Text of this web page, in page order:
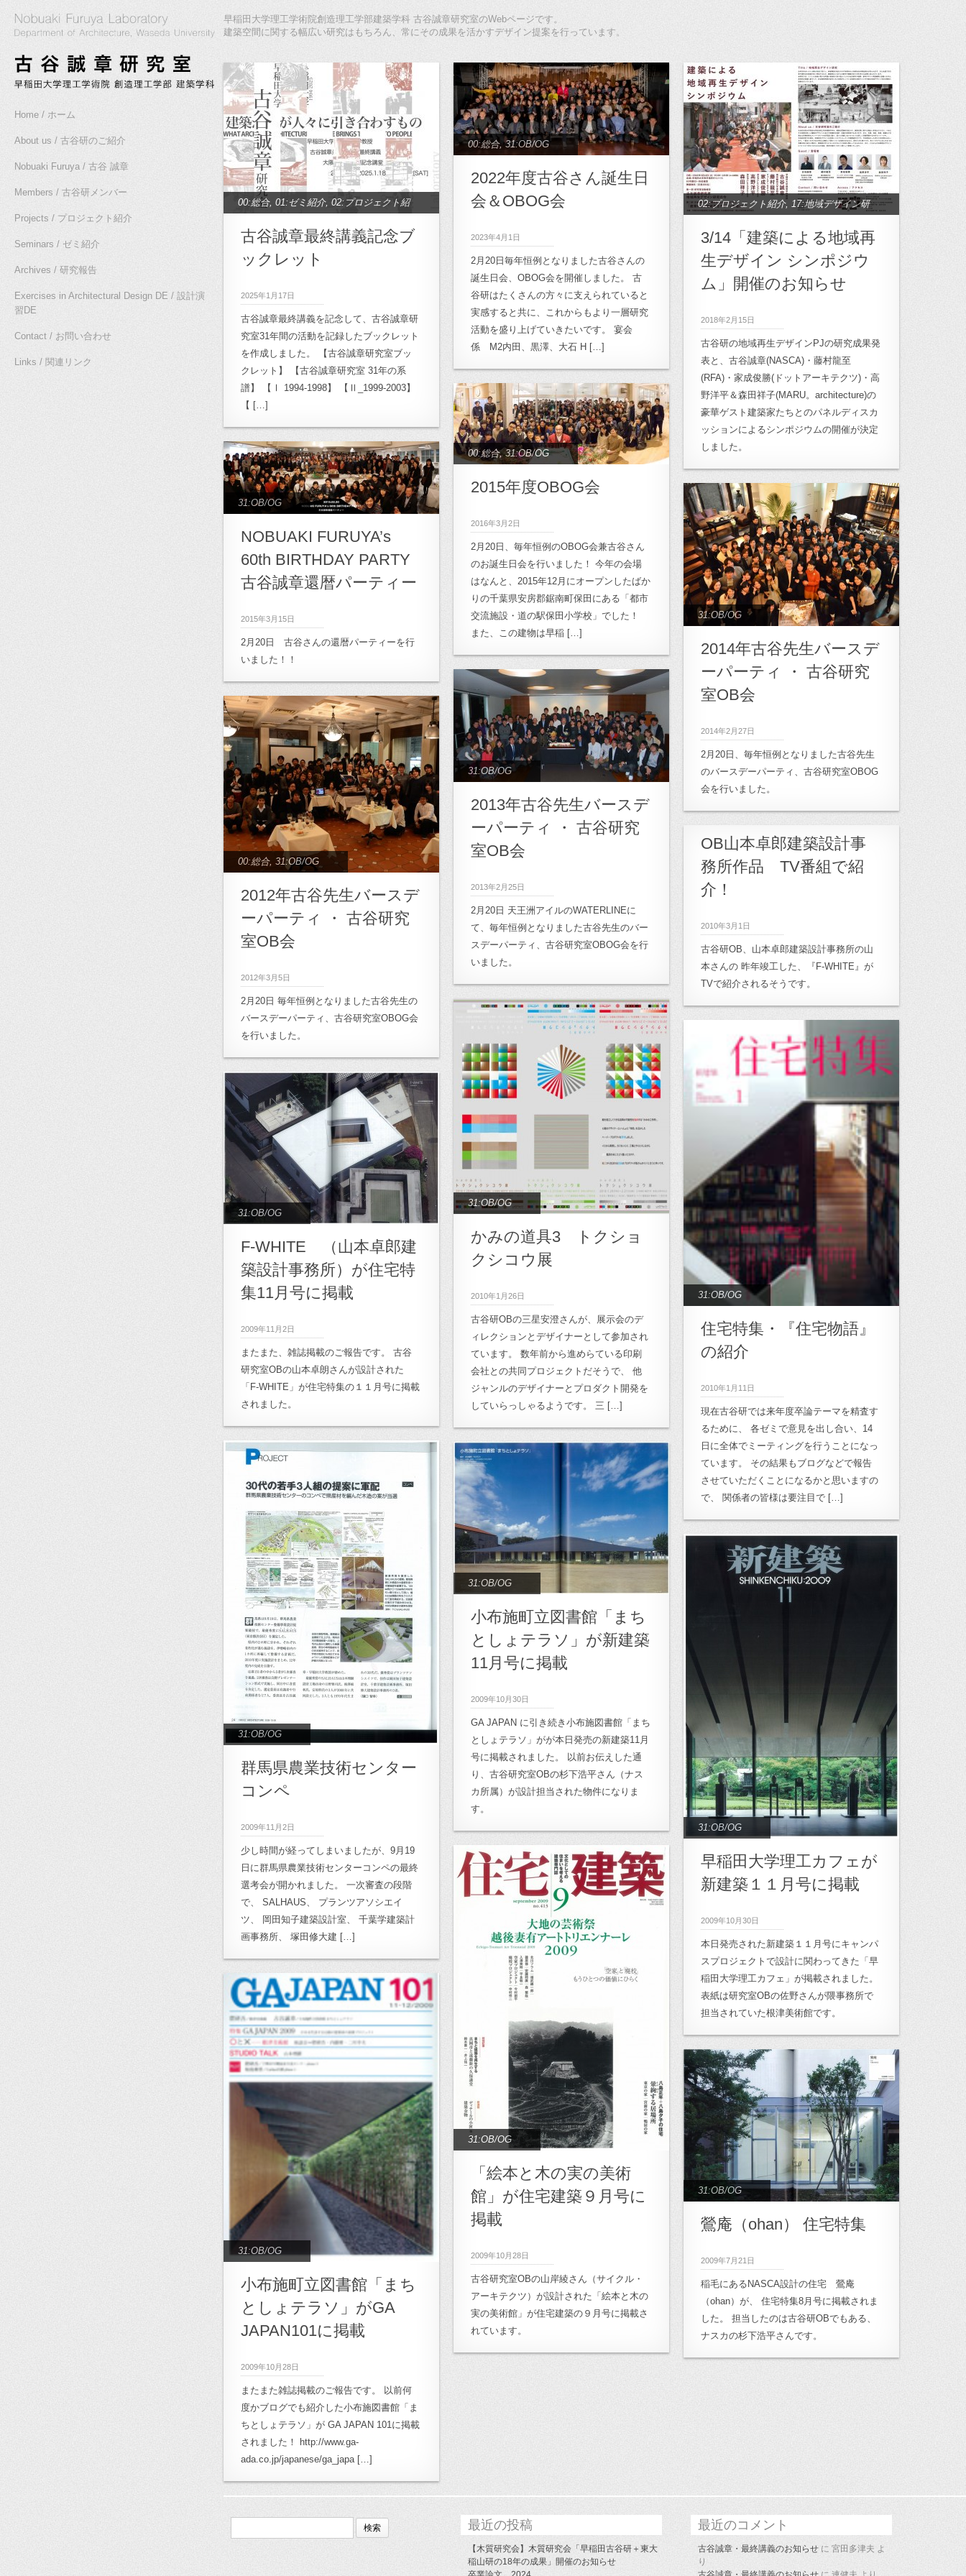
Home / ホーム
About us / 古谷研のご紹介
Nobuaki Furuya / 古谷 誠章
Members / 古谷研メンバー
Projects / プロジェクト紹介
Seminars / ゼミ紹介
Archives / 研究報告
Exercises in Architectural Design DE / 設計演
習DE
Contact / お問い合わせ
Links / 関連リンク
早稲田大学理工学術院創造理工学部建築学科 古谷誠章研究室のWebページです。
建築空間に関する幅広い研究はもちろん、常にその成果を活かすデザイン提案を行っています。
00:総合, 01:ゼミ紹介, 02:プロジェクト紹
究,12:木質空間研究, 13：生活療養空間
研究
,14:作家論研究
計画,22:高崎市立桜山小学校 ,23:月影小
学校再生計画 ,24:TokyoDesignersWeek,
25:奈良プロジェクト,26:小豆島プロジェ
27.森が学校計画プロジェクト
ョップ,31:OB/OG ,32: ル・コルビュジ
エプロジェクト,33: 菊竹清訓プロジェク
ト,Archives,archive_00:総合,
archive_02:半透明空間研究,archive_03:
archive_13:キャンパス計画
archive_14:
毛プロジェクト
ェクト,次世代医療研究会,田野畑村支
援,美濃加茂プロジェクト,鋸南プロジェ
クト, 養老プロジェクト
古谷誠章最終講義記念ブ
ックレット
2025年1月17日
古谷誠章最終講義を記念して、古谷誠章研
究室31年間の活動を記録したブックレット
を作成しました。 【古谷誠章研究室ブッ
クレット】 【古谷誠章研究室 31年の系
譜】 【Ⅰ 1994-1998】 【Ⅱ_1999-2003】
【 […]
00:総合,31:OB/OG
2022年度古谷さん誕生日
会＆OBOG会
2023年4月1日
2月20日毎年恒例となりました古谷さんの
誕生日会、OBOG会を開催しました。 古
谷研はたくさんの方々に支えられていると
実感すると共に、これからもより一層研究
活動を盛り上げていきたいです。 宴会
係 M2内田、黒澤、大石 H […]
02:プロジェクト紹介, 17:地域デザイン研
26:小豆島プロジェクト, 27.森
が学校計画プロジェクト
,31:OB/OG
月
影・鋸南プロジェクト, 美濃加茂プロジ
3/14「建築による地域再
生デザイン シンポジウ
ム」開催のお知らせ
2018年2月15日
古谷研の地域再生デザインPJの研究成果発
表と、古谷誠章(NASCA)・藤村龍至
(RFA)・家成俊勝(ドットアーキテクツ)・高
野洋平＆森田祥子(MARU。architecture)の
豪華ゲスト建築家たちとのパネルディスカ
ッションによるシンポジウムの開催が決定
しました。
00:総合,31:OB/OG
2015年度OBOG会
2016年3月2日
2月20日、毎年恒例のOBOG会兼古谷さん
のお誕生日会を行いました！ 今年の会場
はなんと、2015年12月にオープンしたばか
りの千葉県安房郡鋸南町保田にある「都市
交流施設・道の駅保田小学校」でした！
また、この建物は早稲 […]
31:OB/OG
NOBUAKI FURUYA’s
60th BIRTHDAY PARTY
古谷誠章還暦パーティー
2015年3月15日
2月20日 古谷さんの還暦パーティーを行
いました！！
31:OB/OG
2014年古谷先生バースデ
ーパーティ ・ 古谷研究
室OB会
2014年2月27日
2月20日、毎年恒例となりました古谷先生
のバースデーパーティ、古谷研究室OBOG
会を行いました。
31:OB/OG
2013年古谷先生バースデ
ーパーティ ・ 古谷研究
室OB会
2013年2月25日
2月20日 天王洲アイルのWATERLINEに
て、毎年恒例となりました古谷先生のバー
スデーパーティ、古谷研究室OBOG会を行
いました。
00:総合, 31:OB/OG
2012年古谷先生バースデ
ーパーティ ・ 古谷研究
室OB会
2012年3月5日
2月20日 毎年恒例となりました古谷先生の
バースデーパーティ、古谷研究室OBOG会
を行いました。
OB山本卓郎建築設計事
務所作品 TV番組で紹
介！
2010年3月1日
古谷研OB、山本卓郎建築設計事務所の山
本さんの 昨年竣工した、『F-WHITE』が
TVで紹介されるそうです。
31:OB/OG
かみの道具3 トクショ
クシコウ展
2010年1月26日
古谷研OBの三星安澄さんが、展示会のデ
ィレクションとデザイナーとして参加され
ています。 数年前から進めらている印刷
会社との共同プロジェクトだそうで、 他
ジャンルのデザイナーとプロダクト開発を
していらっしゃるようです。 三 […]
31:OB/OG
住宅特集・『住宅物語』
の紹介
2010年1月11日
現在古谷研では来年度卒論テーマを精査す
るために、 各ゼミで意見を出し合い、14
日に全体でミーティングを行うことになっ
ています。 その結果もブログなどで報告
させていただくことになるかと思いますの
で、 関係者の皆様は要注目で […]
31:OB/OG
F-WHITE （山本卓郎建
築設計事務所）が住宅特
集11月号に掲載
2009年11月2日
またまた、雑誌掲載のご報告です。 古谷
研究室OBの山本卓朗さんが設計された
「F-WHITE」が住宅特集の１１月号に掲載
されました。
31:OB/OG
群馬県農業技術センター
コンペ
2009年11月2日
少し時間が経ってしまいましたが、9月19
日に群馬県農業技術センターコンペの最終
選考会が開かれました。 一次審査の段階
で、 SALHAUS、 プランツアソシエイ
ツ、 岡田知子建築設計室、 千葉学建築計
画事務所、 塚田修大建 […]
31:OB/OG
小布施町立図書館「まち
としょテラソ」が新建築
11月号に掲載
2009年10月30日
GA JAPAN に引き続き小布施図書館「まち
としょテラソ」がが本日発売の新建築11月
号に掲載されました。 以前お伝えした通
り、古谷研究室OBの杉下浩平さん（ナス
カ所属）が設計担当された物件になりま
す。
31:OB/OG
早稲田大学理工カフェが
新建築１１月号に掲載
2009年10月30日
本日発売された新建築１１月号にキャンパ
スプロジェクトで設計に関わってきた「早
稲田大学理工カフェ」が掲載されました。
表紙は研究室OBの佐野さんが隈事務所で
担当されていた根津美術館です。
31:OB/OG
「絵本と木の実の美術
館」が住宅建築９月号に
掲載
2009年10月28日
古谷研究室OBの山岸綾さん（サイクル・
アーキテクツ）が設計された「絵本と木の
実の美術館」が住宅建築の９月号に掲載さ
れています。
31:OB/OG
小布施町立図書館「まち
としょテラソ」がGA
JAPAN101に掲載
2009年10月28日
またまた雑誌掲載のご報告です。 以前何
度かブログでも紹介した小布施図書館「ま
ちとしょテラソ」が GA JAPAN 101に掲載
されました！ http://www.ga-
ada.co.jp/japanese/ga_japa […]
31:OB/OG
鶯庵（ohan） 住宅特集
2009年7月21日
稲毛にあるNASCA設計の住宅 鶯庵
（ohan）が、 住宅特集8月号に掲載されま
した。 担当したのは古谷研OBでもある、
ナスカの杉下浩平さんです。
検
最近の投稿
【木質研究会】木質研究会「早稲田古谷研＋東大
稲山研の18年の成果」開催のお知らせ
最近のコメント
古谷誠章・最終講義のお知らせ に 宮田多津夫 よ
り